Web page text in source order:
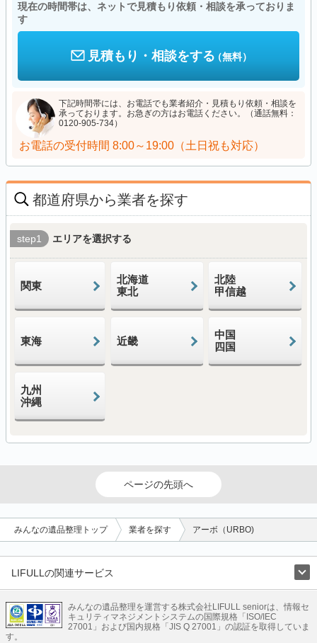
現在の時間帯は、ネットで見積もり依頼・相談を承っておりま
す
見積もり・相談をする（無料）
下記時間帯には、お電話でも業者紹介・見積もり依頼・相談を
承っております。お急ぎの方はお電話ください。（通話無料：
0120-905-734）
お電話の受付時間 8:00～19:00（土日祝も対応）
都道府県から業者を探す
step1 エリアを選択する
関東
北海道
東北
北陸
甲信越
東海 近畿
中国
四国
九州
沖縄
ページの先頭へ
みんなの遺品整理トップ 業者を探す アーボ（URBO)
LIFULLの関連サービス
不動産・住宅
引越し 老人ホーム 地方創生 ママの就労支援
不動産クラウドファンディング 遺品整理 老後の暮らし情報
みんなの遺品整理を運営する株式会社LIFULL seniorは、情報セ
キュリティマネジメントシステムの国際規格「ISO/IEC
27001」および国内規格「JIS Q 27001」の認証を取得していま
す。